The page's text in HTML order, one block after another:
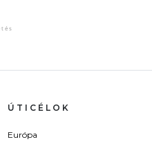
ÚTICÉLOK
Európa